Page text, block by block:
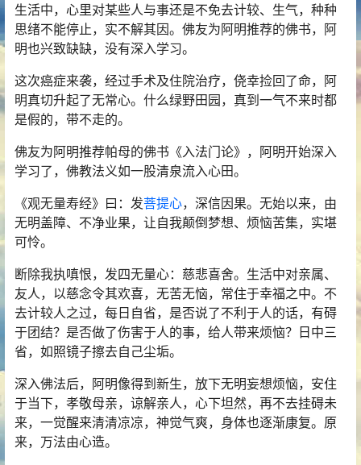
生活中，心里对某些人与事还是不免去计较、生气，种种
思绪不能停止，实不解其因。佛友为阿明推荐的佛书，阿
明也兴致缺缺，没有深入学习。
这次癌症来袭，经过手术及住院治疗，侥幸捡回了命，阿
明真切升起了无常心。什么绿野田园，真到一气不来时都
是假的，带不走的。
佛友为阿明推荐帕母的佛书《入法门论》，阿明开始深入
学习了，佛教法义如一股清泉流入心田。
《观无量寿经》曰：发菩提心，深信因果。无始以来，由
无明盖障、不净业果，让自我颠倒梦想、烦恼苦集，实堪
可怜。
断除我执嗔恨，发四无量心：慈悲喜舍。生活中对亲属、
友人，以慈念令其欢喜，无苦无恼，常住于幸福之中。不
去计较人之过，每日自省，是否说了不利于人的话，有碍
于团结？是否做了伤害于人的事，给人带来烦恼？日中三
省，如照镜子擦去自己尘垢。
深入佛法后，阿明像得到新生，放下无明妄想烦恼，安住
于当下，孝敬母亲，谅解亲人，心下坦然，再不去挂碍未
来，一觉醒来清清凉凉，神觉气爽，身体也逐渐康复。原
来，万法由心造。